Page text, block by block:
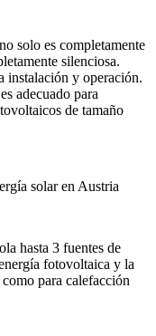
solo es completamente
silenciosa.
instalación y operación.
adecuado para
de tamaño
solar en Austria
hasta 3 fuentes de
fotovoltaica y la
para calefacción